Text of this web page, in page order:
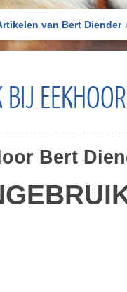
van Bert Diender
Bert